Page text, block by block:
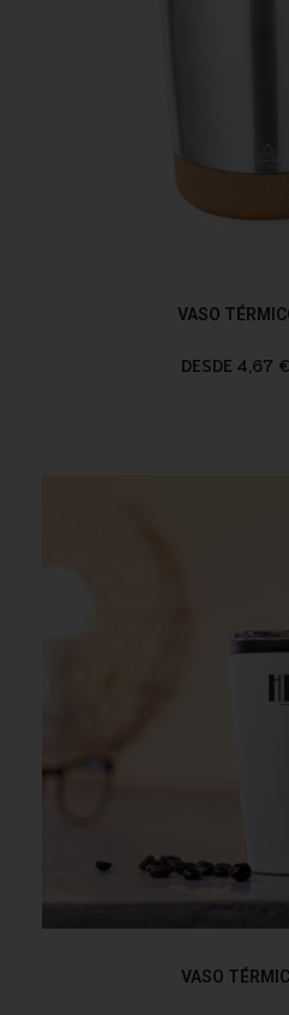
VASO
DESDE 4,67
VASO